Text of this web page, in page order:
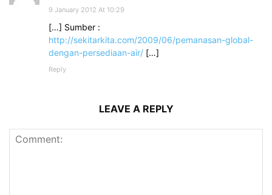
9 January 2012 At 10:29
[…] Sumber :
http://sekitarkita.com/2009/06/pemanasan-global-
dengan-persediaan-air/ […]
Reply
LEAVE A REPLY